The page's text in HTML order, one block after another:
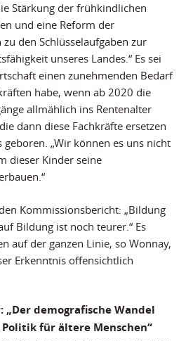
Stärkung der frühkindlichen
und eine Reform der
den Schlüsselaufgaben zur
unseres Landes.“ Es sei
einen zunehmenden Bedarf
habe, wenn ab 2020 die
allmählich ins Rentenalter
dann diese Fachkräfte ersetzen
geboren. „Wir können es uns nicht
dieser Kinder seine
Kommissionsbericht: „Bildung
Bildung ist noch teurer.“ Es
auf der ganzen Linie, so Wonnay,
Erkenntnis offensichtlich
demografische Wandel
für ältere Menschen“